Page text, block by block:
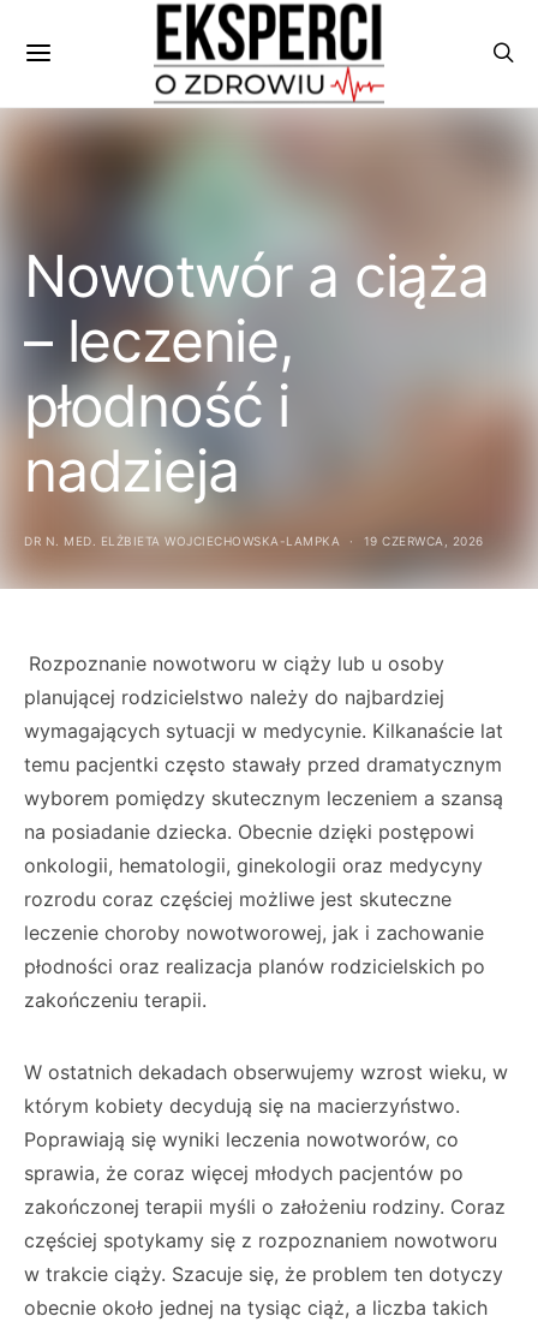
Nowotwór a ciąża
– leczenie,
płodność i
nadzieja
DR N. MED. ELŻBIETA WOJCIECHOWSKA-LAMPKA 19 CZERWCA, 2026
Rozpoznanie nowotworu w ciąży lub u osoby
planującej rodzicielstwo należy do najbardziej
wymagających sytuacji w medycynie. Kilkanaście lat
temu pacjentki często stawały przed dramatycznym
wyborem pomiędzy skutecznym leczeniem a szansą
na posiadanie dziecka. Obecnie dzięki postępowi
onkologii, hematologii, ginekologii oraz medycyny
rozrodu coraz częściej możliwe jest skuteczne
leczenie choroby nowotworowej, jak i zachowanie
płodności oraz realizacja planów rodzicielskich po
zakończeniu terapii.
W ostatnich dekadach obserwujemy wzrost wieku, w
którym kobiety decydują się na macierzyństwo.
Poprawiają się wyniki leczenia nowotworów, co
sprawia, że coraz więcej młodych pacjentów po
zakończonej terapii myśli o założeniu rodziny. Coraz
częściej spotykamy się z rozpoznaniem nowotworu
w trakcie ciąży. Szacuje się, że problem ten dotyczy
obecnie około jednej na tysiąc ciąż, a liczba takich